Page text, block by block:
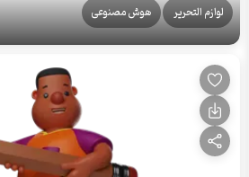
لوازم التحریر هوش مصنوعی